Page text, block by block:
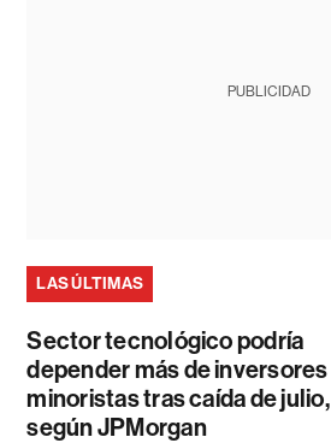
PUBLICIDAD
LAS ÚLTIMAS
Sector tecnológico podría
depender más de inversores
minoristas tras caída de julio,
según JPMorgan